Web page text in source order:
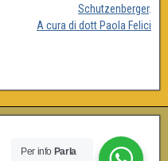
Schutzenberger.
A cura di dott Paola Felici
Per info Parla